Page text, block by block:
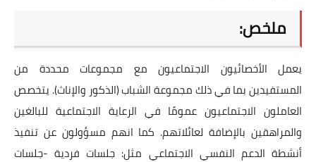
ملخص:
يعمل الأخصائيون الاجتماعيون مع مجموعات محددة من
المستفيدين بما في ذلك مجموعة الشباب (الذكور والإناث). يتخصص
العاملون الاجتماعيون عمومًا في الرعاية الاجتماعية للبالغين
والمراهقين بالإضافة لعائلاتهم. كما انهم مسؤولون عن تنفيذ
أنشطة الدعم النفسي الاجتماعي مثل: جلسات فردية -جلسات